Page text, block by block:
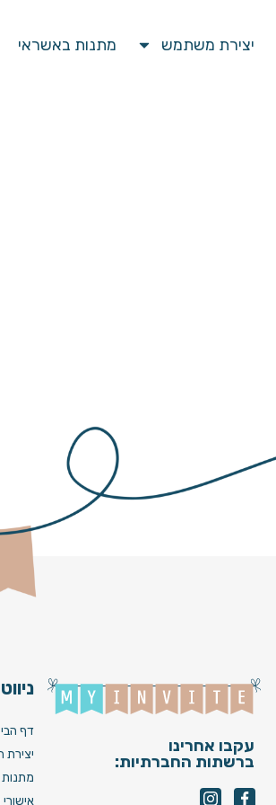
יצירת משתמש מתנות באשראי
עקבו אחרינו
ברשתות החברתיות:
דף
יצירת